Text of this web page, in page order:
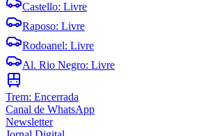
Castello: Livre
Raposo: Livre
Rodoanel: Livre
Al. Rio Negro: Livre
Trem: Encerrada
Canal de WhatsApp
Newsletter